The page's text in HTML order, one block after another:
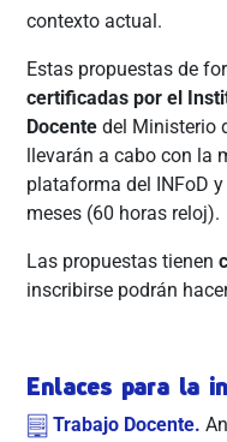
contexto actual.
Estas propuestas de
certificadas por el
Docente del Ministerio
llevarán a cabo con la
plataforma del INFoD
meses (60 horas reloj).
Las propuestas tienen
inscribirse podrán
Enlaces para la
Trabajo Docente.